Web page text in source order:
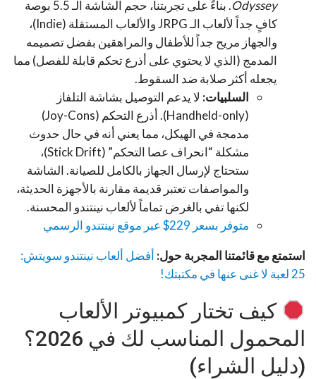
Odyssey
. بناءً على تجربتنا، حجم الشاشة الـ 5.5 بوصة
كافٍ جداً لألعاب الـ JRPG والألعاب المستقلة (Indie)،
والجهاز مريح جداً للأطفال والمراهقين بفضل تصميمه
المدمج (الذي لا يحتوي على أذرع تحكم قابلة للفصل) مما
يجعله أكثر صلابة ضد السقوط.
السلبيات: لا يدعم التوصيل بشاشة التلفاز
(Handheld-only). أذرع التحكم (Joy-Cons)
مدمجة في الهيكل، مما يعني أنه في حال حدوث
مشكلة “انحراف عصا التحكم” (Stick Drift)،
ستحتاج لإرسال الجهاز بالكامل للصيانة. الشاشة
والمواصفات تعتبر قديمة مقارنة بالأجهزة الحديثة،
لكنها تفي بالغرض تماماً لألعاب نينتندو المحسنة.
متوفر بسعر 229$ عبر موقع نينتندو الرسمي
استمتع مع قائمتنا المجربة حول: أفضل ألعاب نينتندو سويتش:
25 لعبة لا غنى عنها في مكتبتك!
كيف تختار كمبيوتر الألعاب
المحمول المناسب لك في 2026؟
(دليل الشراء)